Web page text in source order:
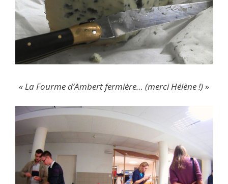
« La Fourme d’Ambert fermière… (merci Hélène !) »